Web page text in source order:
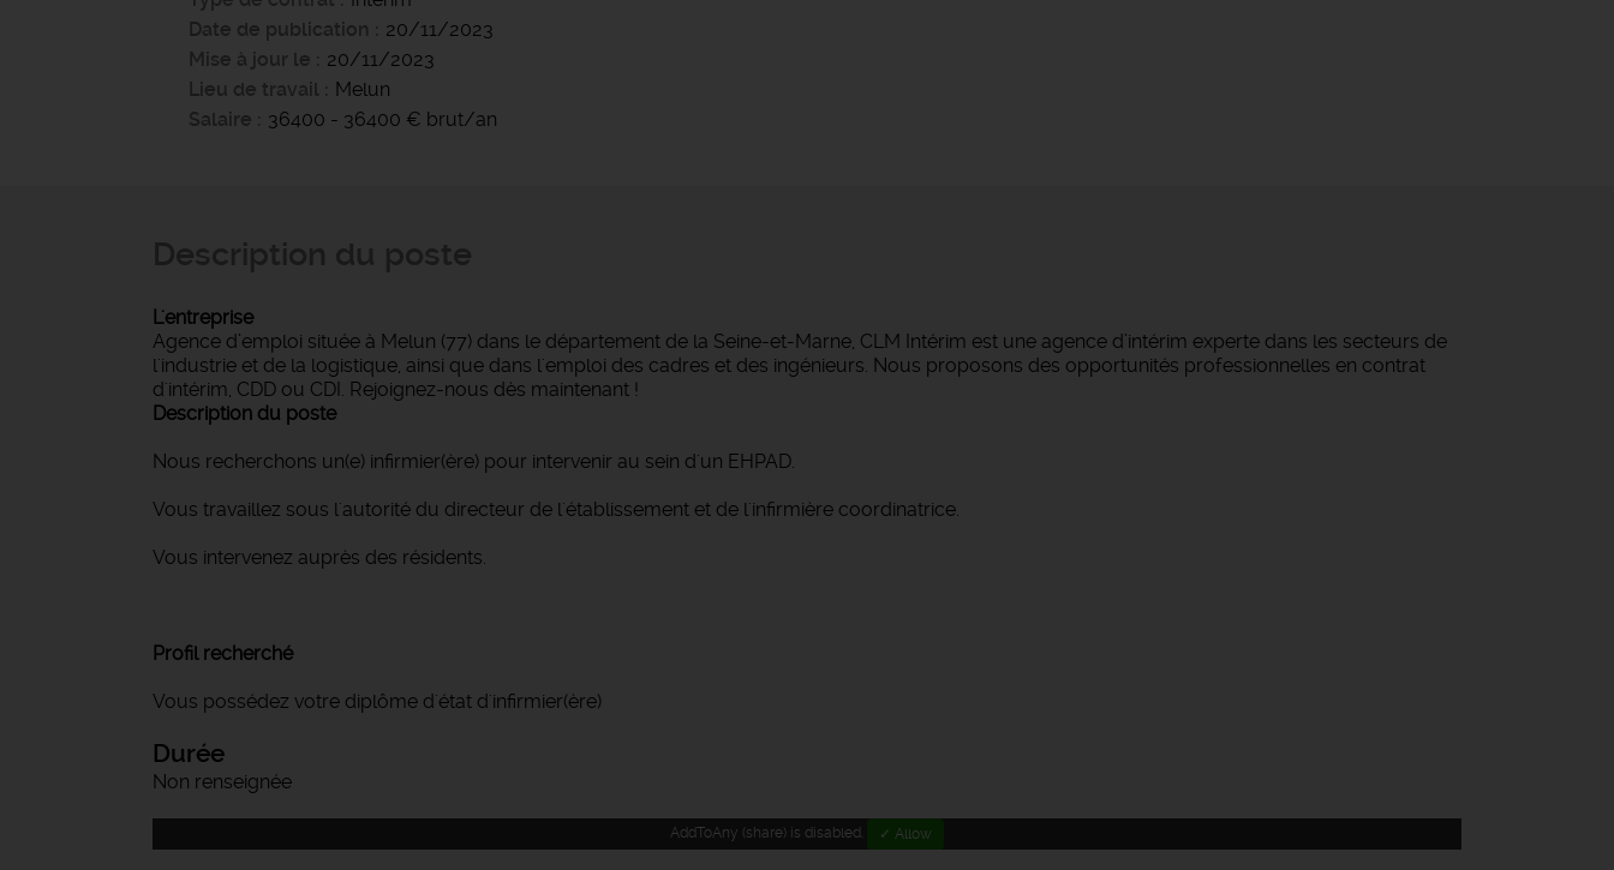
Date de publication
20/11/2023
Mise à jour le
20/11/2023
Lieu de travail
Melun
Salaire
36400 - 36400 € brut/an
L'entreprise
Agence d’emploi située à Melun (77) dans le département de la Seine-et-Marne, CLM Intérim est une agence d’intérim experte dans les secteurs de
l'industrie et de la logistique, ainsi que dans l'emploi des cadres et des ingénieurs. Nous proposons des opportunités professionnelles en contrat
d'intérim, CDD ou CDI. Rejoignez-nous dès maintenant !
Description du poste
Nous recherchons un(e) infirmier(ère) pour intervenir au sein d'un EHPAD.
Vous travaillez sous l'autorité du directeur de l'établissement et de l'infirmière coordinatrice.
Vous intervenez auprès des résidents.
Profil recherché
Vous possédez votre diplôme d'état d'infirmier(ère)
Durée
Non renseignée
AddToAny (share) is disabled. ✓ Allow